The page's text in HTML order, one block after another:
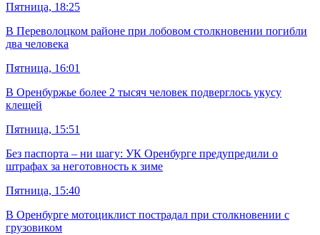
Пятница, 18:25
В Переволоцком районе при лобовом столкновении погибли
два человека
Пятница, 16:01
В Оренбуржье более 2 тысяч человек подверглось укусу
клещей
Пятница, 15:51
Без паспорта – ни шагу: УК Оренбурге предупредили о
штрафах за неготовность к зиме
Пятница, 15:40
В Оренбурге мотоциклист пострадал при столкновении с
грузовиком